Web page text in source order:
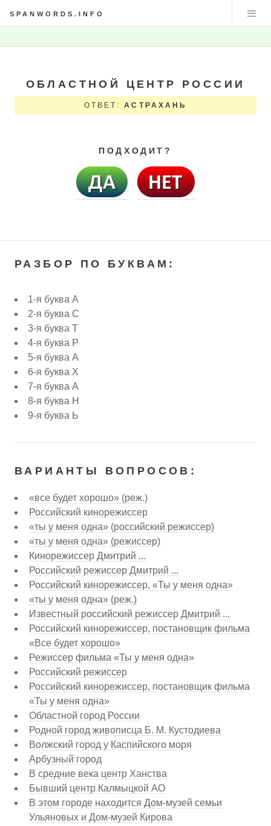
SPANWORDS.INFO
ОБЛАСТНОЙ ЦЕНТР РОССИИ
ОТВЕТ:АСТРАХАНЬ
ПОДХОДИТ?
РАЗБОР ПО БУКВАМ:
1-я буква А
2-я буква С
3-я буква Т
4-я буква Р
5-я буква А
6-я буква Х
7-я буква А
8-я буква Н
9-я буква Ь
ВАРИАНТЫ ВОПРОСОВ:
«все будет хорошо» (реж.)
Российский кинорежиссер
«ты у меня одна» (российский режиссер)
«ты у меня одна» (режиссер)
Кинорежиссер Дмитрий ...
Российский режиссер Дмитрий ...
Российский кинорежиссер, «Ты у меня одна»
«ты у меня одна» (реж.)
Известный российский режиссер Дмитрий ...
Российский кинорежиссер, постановщик фильма
«Все будет хорошо»
Режиссер фильма «Ты у меня одна»
Российский режиссер
Российский кинорежиссер, постановщик фильма
«Ты у меня одна»
Областной город России
Родной город живописца Б. М. Кустодиева
Волжский город у Каспийского моря
Арбузный город
В средние века центр Ханства
Бывший центр Калмыцкой АО
В этом городе находится Дом-музей семьи
Ульяновых и Дом-музей Кирова